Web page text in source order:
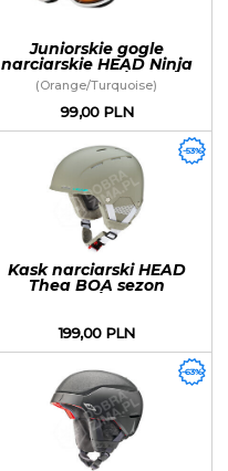
Juniorskie gogle
narciarskie HEAD Ninja
sezon 2018/2019
(Orange/Turquoise)
99,00 PLN
Kask narciarski HEAD
Thea BOA sezon
199,00 PLN
-53%
-63%